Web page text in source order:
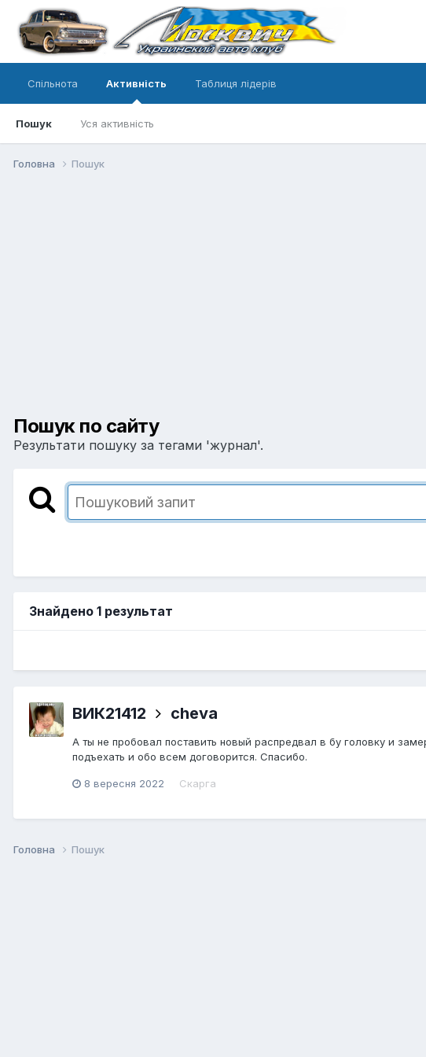
Спільнота Активність
Пошук Уся активність
Таблиця лідерів
Головна Пошук
Пошук по сайту
Результати пошуку за тегами 'журнал'.
Знайдено 1 результат
ВИК21412 cheva
А ты не пробовал поставить новый распредвал в бу головку и
подъехать и обо всем договорится. Спасибо.
8 вересня 2022 Скарга
Головна Пошук